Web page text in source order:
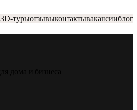
3D-турыотзывыконтактывакансииблог